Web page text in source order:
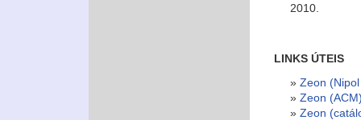
2010.
LINKS ÚTEIS
» Zeon
» Zeon
» Zeon